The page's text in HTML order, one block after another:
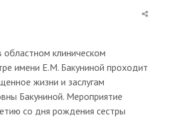
областном клиническом
имени Е.М. Бакуниной проходит
жизни и заслугам
Бакуниной. Мероприятие
со дня рождения сестры